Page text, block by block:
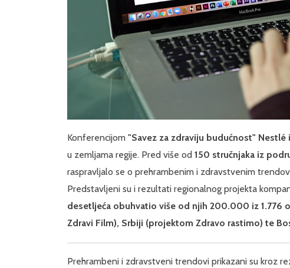
Konferencijom "Savez za zdraviju budućnost"
u zemljama regije. Pred više od 150 stručnjaka iz
raspravljalo se o prehrambenim i zdravstvenim
Predstavljeni su i rezultati regionalnog projekta
desetljeća obuhvatio više od njih 200.000 iz 1.776
Zdravi Film), Srbiji (projektom Zdravo rastimo) te
Prehrambeni i zdravstveni trendovi prikazani su kroz